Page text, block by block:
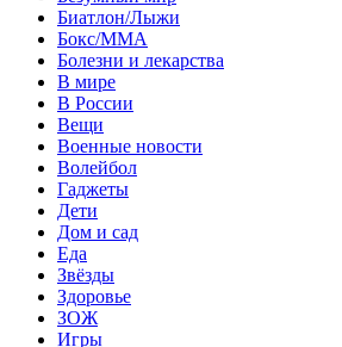
Биатлон/Лыжи
Бокс/MMA
Болезни и лекарства
В мире
В России
Вещи
Военные новости
Волейбол
Гаджеты
Дети
Дом и сад
Еда
Звёзды
Здоровье
ЗОЖ
Игры